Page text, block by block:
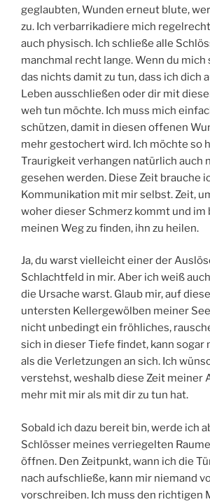
geglaubten, Wunden erneut blute,
zu. Ich verbarrikadiere mich
auch physisch. Ich schließe alle
manchmal recht lange. Wenn du mich
das nichts damit zu tun, dass ich dich
Leben ausschließen oder dir mit
weh tun möchte. Ich muss mich
schützen, damit in diesen offenen
mehr gestochert wird. Ich möchte so
Traurigkeit verhangen natürlich auch
gesehen werden. Diese Zeit brauche
Kommunikation mit mir selbst. Zeit,
woher dieser Schmerz kommt und im
meinen Weg zu finden, ihn zu heilen.
Ja, du warst vielleicht einer der
Schlachtfeld in mir. Aber ich weiß
die Ursache warst. Glaub mir, auf
untersten Kellergewölben meiner
nicht unbedingt ein fröhliches,
sich in dieser Tiefe findet, kann sogar
als die Verletzungen an sich. Ich
verstehst, weshalb diese Zeit meiner
mehr mit mir als mit dir zu tun hat.
Sobald ich dazu bereit bin, werde ich
Schlösser meines verriegelten
öffnen. Den Zeitpunkt, wann ich die
nach aufschließe, kann mir niemand
vorschreiben. Ich muss den richtigen